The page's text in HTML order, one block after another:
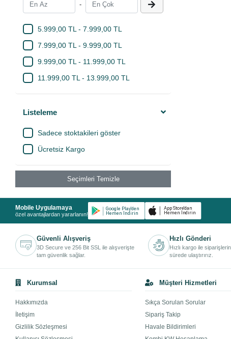
-
5.999,00 TL - 7.999,00 TL
7.999,00 TL - 9.999,00 TL
9.999,00 TL - 11.999,00 TL
11.999,00 TL - 13.999,00 TL
Listeleme
Sadece stoktakileri göster
Ücretsiz Kargo
Seçimleri Temizle
Mobile Uygulamaya
özel avantajlardan yararlanın!
Güvenli Alışveriş
3D Secure ve 256 Bit SSL ile alışverişte
tam güvenlik sağlar.
Hızlı Gönderi
Hızlı kargo ile
sürede ulaştırırız.
Kurumsal
Hakkımızda
İletişim
Gizlilik Sözleşmesi
Müşteri Hizmetleri
Sıkça Sorulan Sorular
Sipariş Takip
Havale Bildirimleri